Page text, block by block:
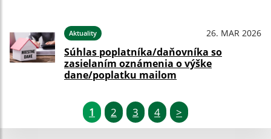
Aktuality 26. MAR 2026
Súhlas poplatníka/daňovníka so
zasielaním oznámenia o výške
dane/poplatku mailom
1 2 3 4 >